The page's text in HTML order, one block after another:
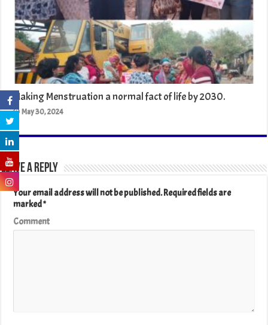
Making Menstruation a normal fact of life by 2030.
May 30, 2024
Leave a Reply
Your email address will not be published.Required fields are
marked*
Comment